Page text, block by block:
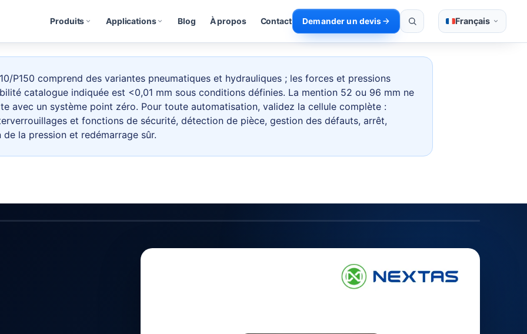
Produits Applications Blog À propos Contact Demander un devis Français
P150 comprend des variantes pneumatiques et hydrauliques ; les forces et pressions
catalogue indiquée est <0,01 mm sous conditions définies. La mention 52 ou 96 mm ne
avec un système point zéro. Pour toute automatisation, validez la cellule complète :
et fonctions de sécurité, détection de pièce, gestion des défauts, arrêt,
la pression et redémarrage sûr.